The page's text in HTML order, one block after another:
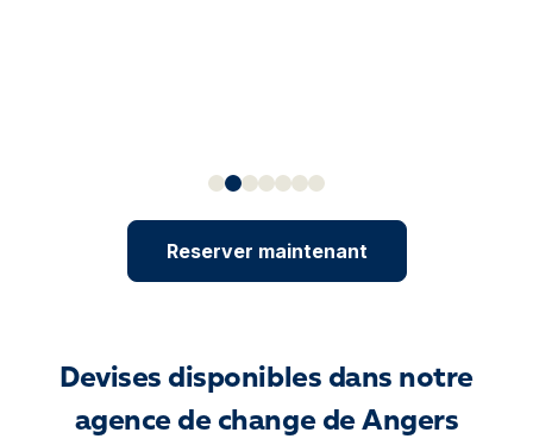
Reserver maintenant
Devises disponibles dans notre
agence de change de Angers